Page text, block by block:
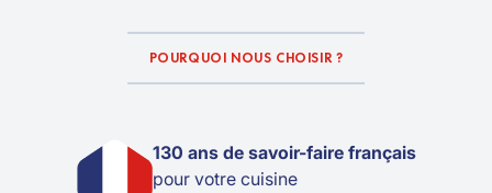
POURQUOI NOUS CHOISIR ?
130 ans de savoir-faire français
pour votre cuisine